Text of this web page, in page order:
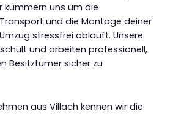
kümmern uns um die
und die Montage deiner
stressfrei abläuft. Unsere
und arbeiten professionell,
Besitztümer sicher zu
aus Villach kennen wir die